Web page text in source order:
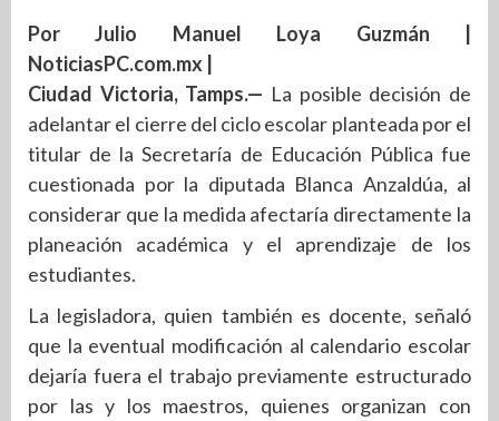
Por Julio Manuel Loya Guzmán |
NoticiasPC.com.mx |
Ciudad Victoria, Tamps.— La posible decisión de
adelantar el cierre del ciclo escolar planteada por el
titular de la Secretaría de Educación Pública fue
cuestionada por la diputada Blanca Anzaldúa, al
considerar que la medida afectaría directamente la
planeación académica y el aprendizaje de los
estudiantes.
La legisladora, quien también es docente, señaló
que la eventual modificación al calendario escolar
dejaría fuera el trabajo previamente estructurado
por las y los maestros, quienes organizan con